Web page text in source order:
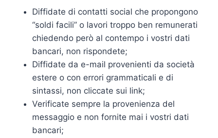
Diffidate di contatti social che propongono
“soldi facili” o lavori troppo ben remunerati
chiedendo però al contempo i vostri dati
bancari, non rispondete;
Diffidate da e-mail provenienti da società
estere o con errori grammaticali e di
sintassi, non cliccate sui link;
Verificate sempre la provenienza del
messaggio e non fornite mai i vostri dati
bancari;